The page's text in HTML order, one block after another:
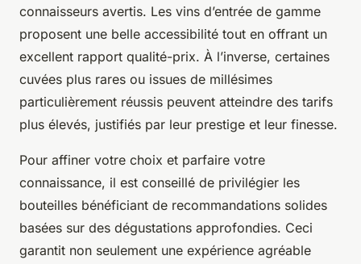
connaisseurs avertis. Les vins d’entrée de gamme
proposent une belle accessibilité tout en offrant un
excellent rapport qualité-prix. À l’inverse, certaines
cuvées plus rares ou issues de millésimes
particulièrement réussis peuvent atteindre des tarifs
plus élevés, justifiés par leur prestige et leur finesse.
Pour affiner votre choix et parfaire votre
connaissance, il est conseillé de privilégier les
bouteilles bénéficiant de recommandations solides
basées sur des dégustations approfondies. Ceci
garantit non seulement une expérience agréable